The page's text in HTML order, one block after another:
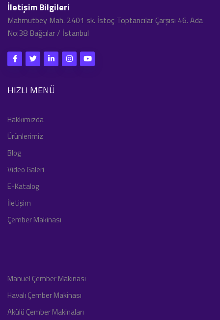
İletişim Bilgileri
Mahmutbey Mah. 2401 sk. İstoç Toptancılar Çarşısı 46. Ada
No:38 Bağcılar / İstanbul
HIZLI MENÜ
Hakkımızda
Ürünlerimiz
Blog
Video Galeri
E-Katalog
İletişim
Çember Makinası
Manuel Çember Makinası
Havalı Çember Makinası
Akülü Çember Makinaları